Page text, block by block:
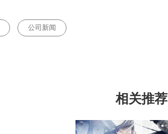
公司新闻
相关推荐